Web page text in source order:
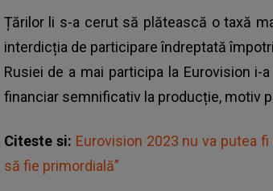
Țărilor li s-a cerut să plătească o taxă
interdicția de participare îndreptată
Rusiei de a mai participa la Eurovision
financiar semnificativ la producție, motiv
Citeste si: Eurovision 2023 nu va putea
să fie primordială”